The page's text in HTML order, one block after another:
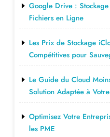
Google Drive :
Fichiers en Ligne
Les Prix de Stockage
Compétitives pour
Le Guide du Cloud
Solution Adaptée à
Optimisez Votre
les PME